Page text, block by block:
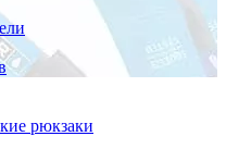
рюкзаки